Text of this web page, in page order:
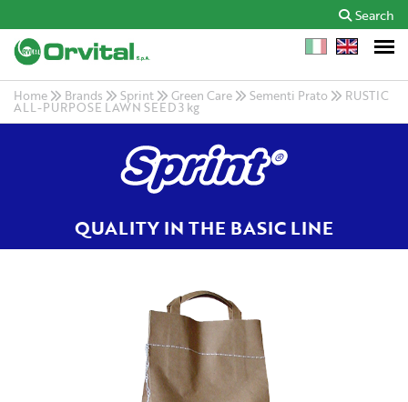
Search
Home Brands Sprint Green Care Sementi Prato RUSTIC
ALL-PURPOSE LAWN SEED 3 kg
QUALITY IN THE BASIC LINE